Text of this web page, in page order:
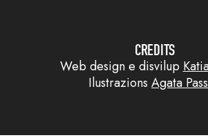
CREDITS
Web design e disvilup
Ilustrazions Agata